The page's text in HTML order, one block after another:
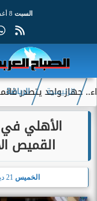
السبت
يتصدر قائمة
الرئيسية الرياضة
الأهلي في
القميص
الخميس